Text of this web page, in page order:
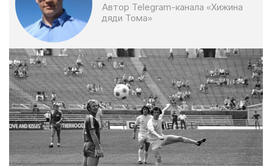
Автор Telegram-канала «Хижина
дяди Тома»